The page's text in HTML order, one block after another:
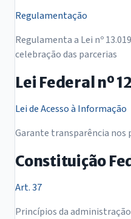
Regulamentação
Regulamenta a Lei nº
celebração das parcerias
Lei Federal nº
Lei de Acesso à Informação
Garante transparência nos
Constituição
Art. 37
Princípios da